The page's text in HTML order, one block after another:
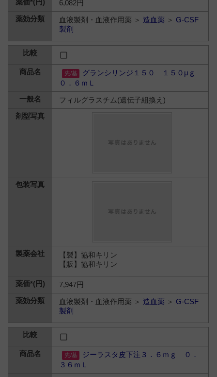
6,082円
血液製剤・血液作用薬 ＞造血薬 ＞ G-CSF
製剤
グランシリンジ１５０ １５０μｇ
０．６ｍＬ
フィルグラスチム(遺伝子組換え)
【製】協和キリン
【販】協和キリン
7,947円
血液製剤・血液作用薬 ＞造血薬 ＞ G-CSF
製剤
ジーラスタ皮下注３．６ｍｇ ０．
３６ｍＬ